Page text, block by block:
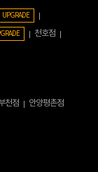
UPGRADE
천호점
천점 안양평촌점